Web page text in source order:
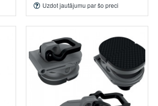
Uzdot jautājumu par šo preci